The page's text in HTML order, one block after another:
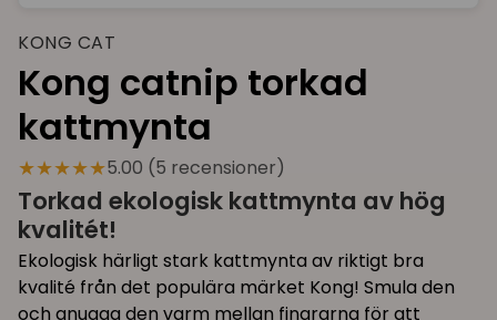
KONG CAT
Kong catnip torkad
kattmynta
★★★★★5.00 (5 recensioner)
Torkad ekologisk kattmynta av hög
kvalitét!
Ekologisk härligt stark kattmynta av riktigt bra
kvalité från det populära märket Kong! Smula den
och gnugga den varm mellan fingrarna för att